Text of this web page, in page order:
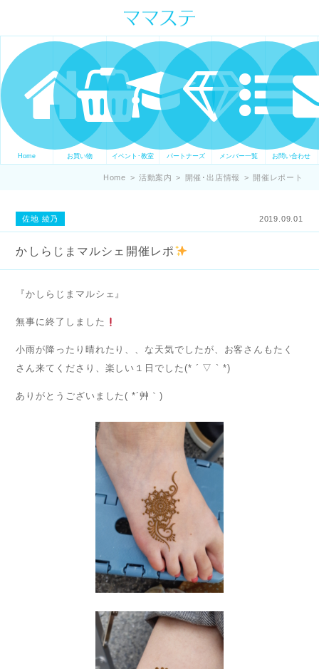
ママの才能発信します。 手づくり
表現ステージ ママステ スキル・セ
ンスを表現したいママが集まって
ます。
Home お買い物 イベント･教室 パートナーズ メンバー一覧 お問い合わせ
Home > 活動案内 > 開催･出店情報 > 開催レポート
佐地 綾乃 2019.09.01
かしらじまマルシェ開催レポ
『かしらじまマルシェ』
無事に終了しました
小雨が降ったり晴れたり、、な天気でしたが、お客さんもたく
さん来てくださり、楽しい１日でした(* ´ ▽ ` *)
ありがとうございました( *´艸｀)